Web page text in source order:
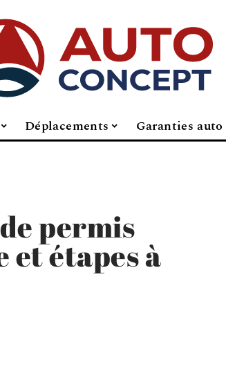
Déplacements Garanties auto
permis
et étapes à